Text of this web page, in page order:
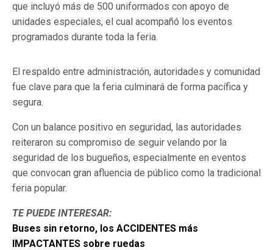
que incluyó más de 500 uniformados con apoyo de
unidades especiales, el cual acompañó los eventos
programados durante toda la feria.
El respaldo entre administración, autoridades y comunidad
fue clave para que la feria culminará de forma pacífica y
segura.
Con un balance positivo en seguridad, las autoridades
reiteraron su compromiso de seguir velando por la
seguridad de los bugueños, especialmente en eventos
que convocan gran afluencia de público como la tradicional
feria popular.
TE PUEDE INTERESAR:
Buses sin retorno, los ACCIDENTES más
IMPACTANTES sobre ruedas